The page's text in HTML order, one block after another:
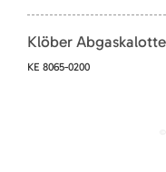
Klöber
KE 8065-0200